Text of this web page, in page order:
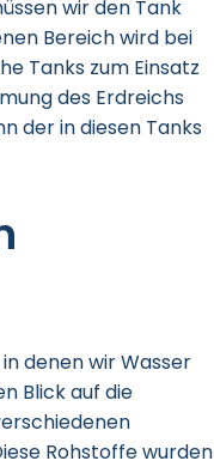
wir den Tank
Bereich wird bei
Tanks zum Einsatz
des Erdreichs
der in diesen Tanks
denen wir Wasser
Blick auf die
Rohstoffe wurden